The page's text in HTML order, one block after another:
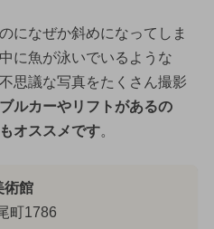
になぜか斜めになってしま
に魚が泳いでいるような
思議な写真をたくさん撮影
ルカーやリフトがあるの
オススメです。
術館
町1786